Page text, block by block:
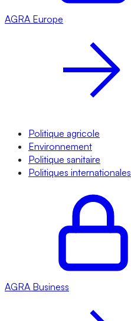
AGRA Europe
Politique agricole
Environnement
Politique sanitaire
Politiques internationales
AGRA Business